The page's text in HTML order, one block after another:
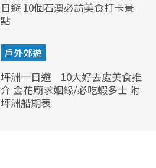
日遊 10個石澳必訪美食打卡景
點
戶外郊遊
坪洲一日遊｜10大好去處美食推
介 金花廟求姻緣/必吃蝦多士 附
坪洲船期表